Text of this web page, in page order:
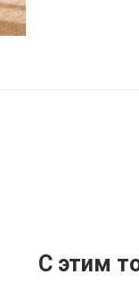
C этим